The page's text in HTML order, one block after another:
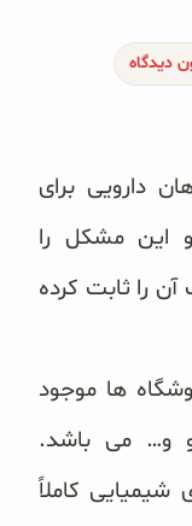
دیدگاه
دارویی برای
این مشکل را
را ثابت کرده
ها موجود
و… می باشد.
شیمیایی کاملاً